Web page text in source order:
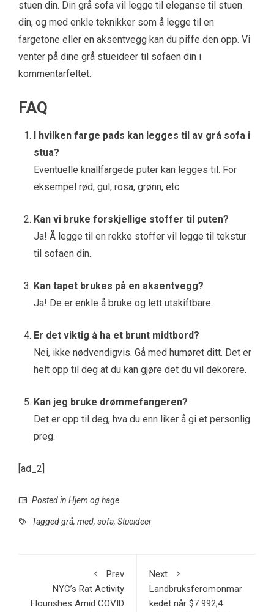
stuen din. Din grå sofa vil legge til eleganse til stuen
din, og med enkle teknikker som å legge til en
fargetone eller en aksentvegg kan du piffe den opp. Vi
venter på dine grå stueideer til sofaen din i
kommentarfeltet.
FAQ
I hvilken farge pads kan legges til av grå sofa i
stua?
Eventuelle knallfargede puter kan legges til. For
eksempel rød, gul, rosa, grønn, etc.
Kan vi bruke forskjellige stoffer til puten?
Ja! Å legge til en rekke stoffer vil legge til tekstur
til sofaen din.
Kan tapet brukes på en aksentvegg?
Ja! De er enkle å bruke og lett utskiftbare.
Er det viktig å ha et brunt midtbord?
Nei, ikke nødvendigvis. Gå med humøret ditt. Det er
helt opp til deg at du kan gjøre det du vil dekorere.
Kan jeg bruke drømmefangeren?
Det er opp til deg, hva du enn liker å gi et personlig
preg.
[ad_2]
Posted in Hjem og hage
Taggedgrå, med, sofa, Stueideer
Prev
NYC’s Rat Activity
Flourishes Amid COVID
Next
Landbruksferomonmar
kedet når $7 992,4